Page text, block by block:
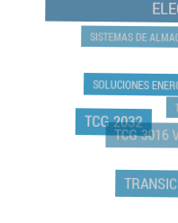
SISTEMAS DE
SOLUCIONES
TCG 2032
TCG 3016